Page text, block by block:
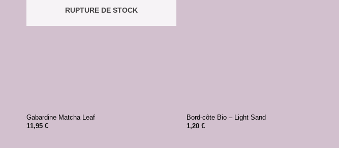
RUPTURE DE STOCK
Gabardine Matcha Leaf
11,95 €
Bord-côte Bio – Light Sand
1,20 €